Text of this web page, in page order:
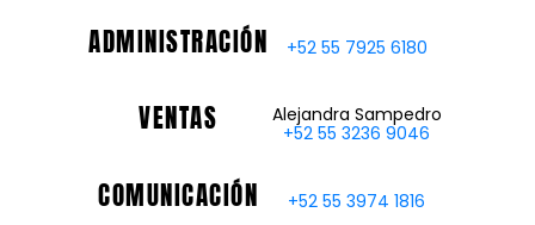
ADMINISTRACIÓN +52 55 7925 6180
VENTAS
Alejandra Sampedro
+52 55 3236 9046
COMUNICACIÓN +52 55 3974 1816